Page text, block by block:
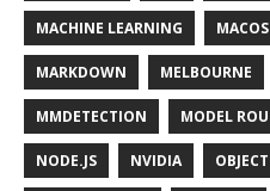
MACHINE LEARNING MACOS
MARKDOWN MELBOURNE
MMDETECTION MODEL
NODE.JS NVIDIA